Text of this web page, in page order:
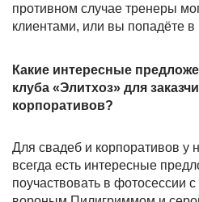
противном случае тренеры
клиентами, или вы попадёте
Какие интересные
клуба «Элитхоз» для
корпоративов?
Для свадеб и корпоративов у
всегда есть интересные
поучаствовать в фотосессии